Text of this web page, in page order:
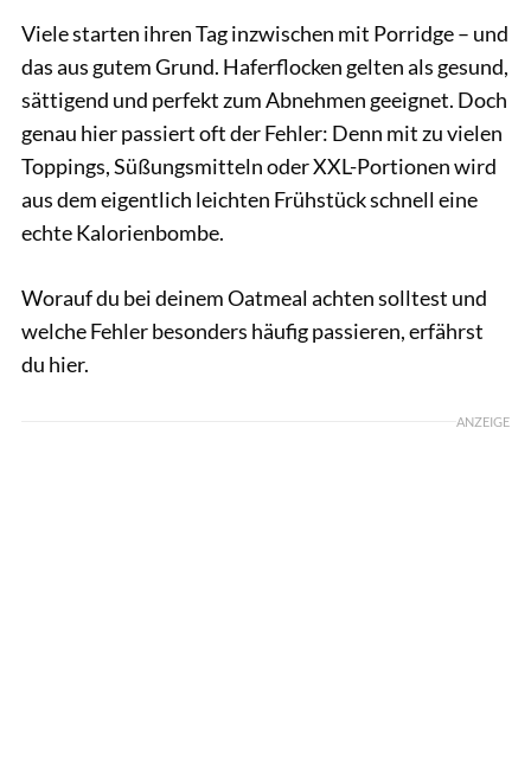
Viele starten ihren Tag inzwischen mit Porridge – und
das aus gutem Grund. Haferflocken gelten als gesund,
sättigend und perfekt zum Abnehmen geeignet. Doch
genau hier passiert oft der Fehler: Denn mit zu vielen
Toppings, Süßungsmitteln oder XXL-Portionen wird
aus dem eigentlich leichten Frühstück schnell eine
echte Kalorienbombe.
Worauf du bei deinem Oatmeal achten solltest und
welche Fehler besonders häufig passieren, erfährst
du hier.
ANZEIGE